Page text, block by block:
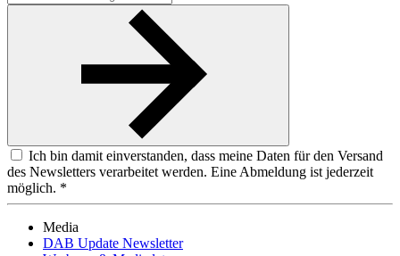
Ich bin damit einverstanden, dass meine Daten für den Versand
des Newsletters verarbeitet werden. Eine Abmeldung ist jederzeit
möglich. *
Media
DAB Update Newsletter